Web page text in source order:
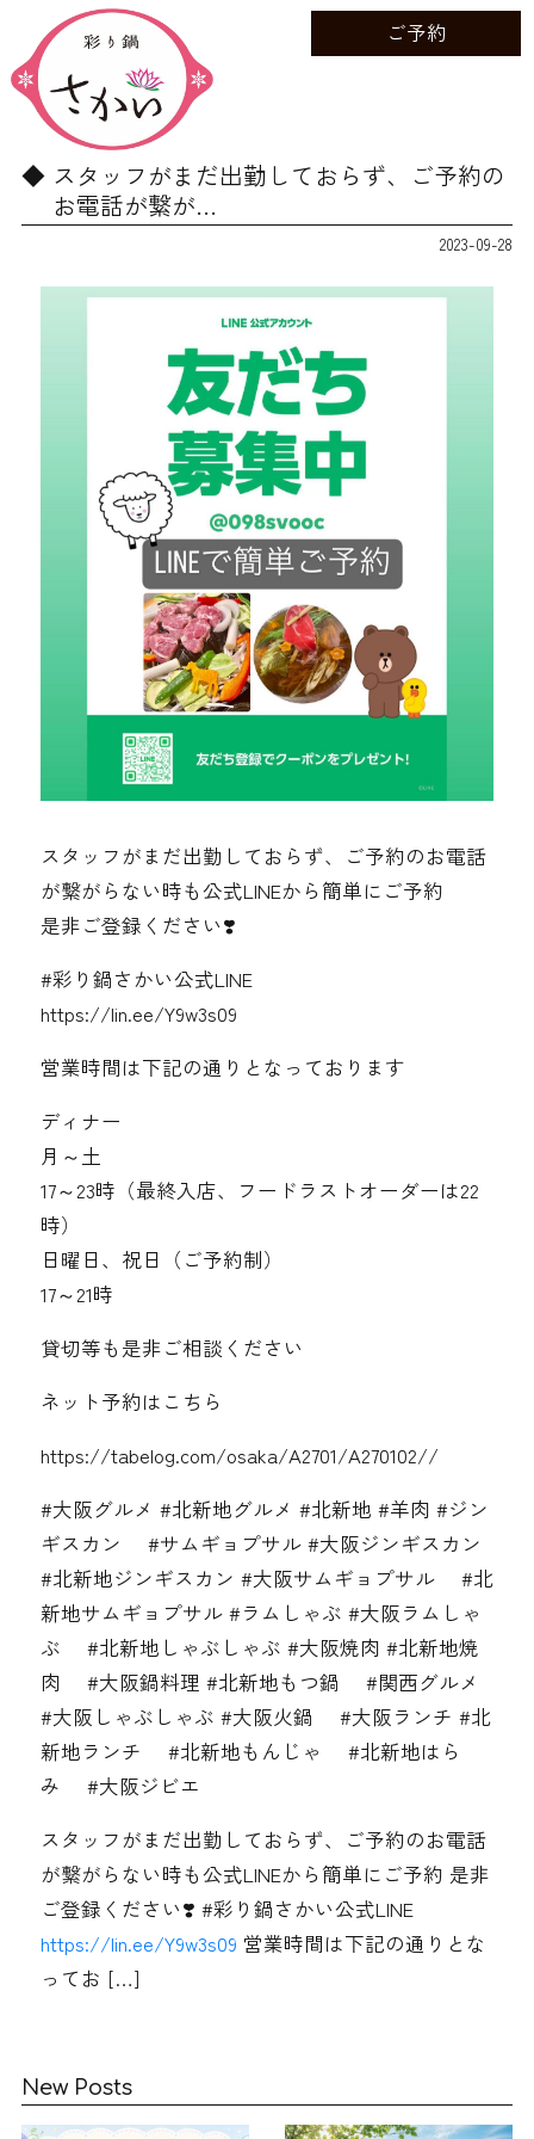
ご予約
スタッフがまだ出勤しておらず、ご予約の
お電話が繋が…
2023-09-28
スタッフがまだ出勤しておらず、ご予約のお電話
が繋がらない時も️公式LINEから簡単にご予約
是非ご登録ください❣️
#彩り鍋さかい公式LINE
https://lin.ee/Y9w3s09
営業時間は下記の通りとなっております
ディナー
月～土
17～23時（最終入店、フードラストオーダーは22
時）
日曜日、祝日（ご予約制）
17～21時
貸切等も是非ご相談ください
ネット予約はこちら
https://tabelog.com/osaka/A2701/A270102//
#大阪グルメ #北新地グルメ #北新地 #羊肉 #ジン
ギスカン #サムギョプサル #大阪ジンギスカン
#北新地ジンギスカン #大阪サムギョプサル #北
新地サムギョプサル #ラムしゃぶ #大阪ラムしゃ
ぶ #北新地しゃぶしゃぶ #大阪焼肉 #北新地焼
肉 #大阪鍋料理 #北新地もつ鍋 #関西グルメ
#大阪しゃぶしゃぶ #大阪火鍋 #大阪ランチ #北
新地ランチ #北新地もんじゃ #北新地はら
み #大阪ジビエ
スタッフがまだ出勤しておらず、ご予約のお電話
が繋がらない時も️公式LINEから簡単にご予約 是非
ご登録ください❣️ #彩り鍋さかい公式LINE
https://lin.ee/Y9w3s09 営業時間は下記の通りとな
ってお […]
New Posts